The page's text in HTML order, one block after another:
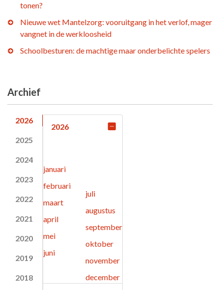
tonen?
Nieuwe wet Mantelzorg: vooruitgang in het verlof, mager
vangnet in de werkloosheid
Schoolbesturen: de machtige maar onderbelichte spelers
Archief
2026
2025
2024
2023
2022
2021
2020
2019
2018
2026
januari
februari
maart
april
mei
juni
juli
augustus
september
oktober
november
december